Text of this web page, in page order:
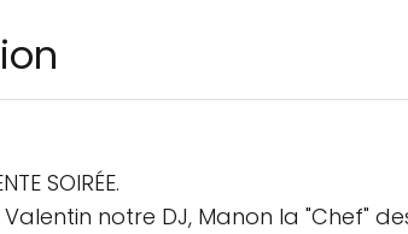
SOIRÉE.
notre DJ, Manon la "Chef"